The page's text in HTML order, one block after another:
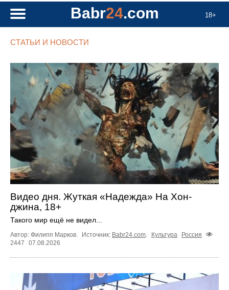
18+
Babr24.com
СТАТЬИ И НОВОСТИ
Видео дня. Жуткая «Надежда» На Хон-
джина, 18+
Такого мир ещё не видел...
Автор: Филипп Марков. Источник: Babr24.com Культура
Россия
2447
07.08.2026